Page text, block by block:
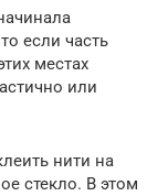
если часть
местах
или
нити на
стекло. В этом